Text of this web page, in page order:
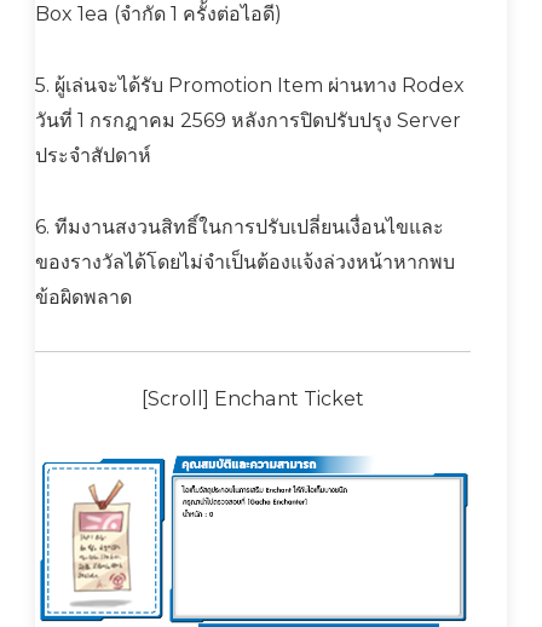
Box 1ea (จำกัด 1 ครั้งต่อไอดี)
5. ผู้เล่นจะได้รับ Promotion Item ผ่านทาง Rodex
วันที่ 1 กรกฎาคม 2569 หลังการปิดปรับปรุง Server
ประจำสัปดาห์
6. ทีมงานสงวนสิทธิ์ในการปรับเปลี่ยนเงื่อนไขและ
ของรางวัลได้โดยไม่จำเป็นต้องแจ้งล่วงหน้าหากพบ
ข้อผิดพลาด
[Scroll] Enchant Ticket